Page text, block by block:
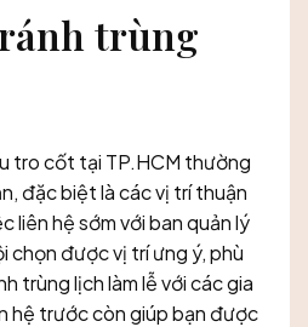
trùng
tro cốt tại TP.HCM thường
đặc biệt là các vị trí thuận
liên hệ sớm với ban quản lý
chọn được vị trí ưng ý, phù
trùng lịch làm lễ với các gia
hệ trước còn giúp bạn được